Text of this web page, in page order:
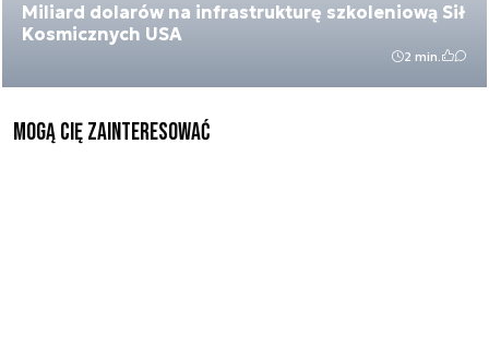
Miliard dolarów na infrastrukturę szkoleniową Sił
Kosmicznych USA
2 min.
Mogą Cię zainteresować